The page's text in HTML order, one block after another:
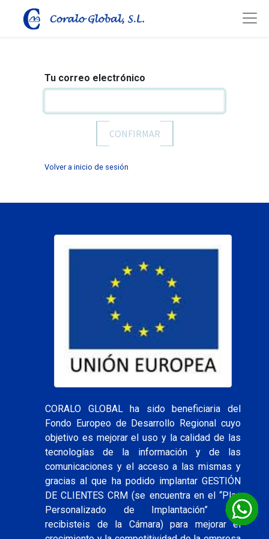
Tu correo electrónico
CONFIRMAR
Volver a inicio de sesión
CORALO GLOBAL ha sido beneficiaria del
Fondo Europeo de Desarrollo Regional cuyo
objetivo es mejorar el uso y la calidad de las
tecnologías de la información y de las
comunicaciones y el acceso a las mismas y
gracias al que ha podido implantar GESTIÓN
DE CLIENTES CRM (se encuentra en el “Plan
Personalizado de Implantación” que
recibisteis de la Cámara) para mejorar el